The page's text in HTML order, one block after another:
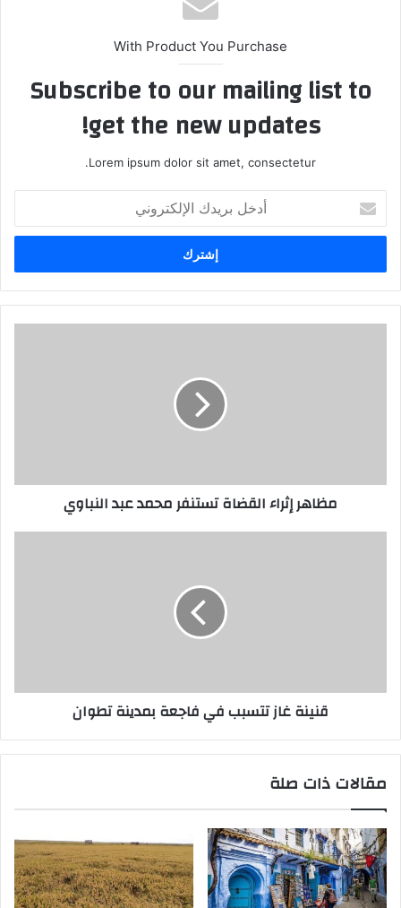
With Product You Purchase
Subscribe to our mailing list to
get the new updates!
Lorem ipsum dolor sit amet, consectetur.
بريدك
الإلكتروني
مظاهر إثراء القضاة تستنفر محمد عبد النباوي
قنينة غاز تتسبب في فاجعة بمدينة تطوان
مقالات ذات صلة